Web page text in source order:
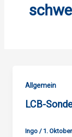
Allgemein
LCB-
Ingo / 1.